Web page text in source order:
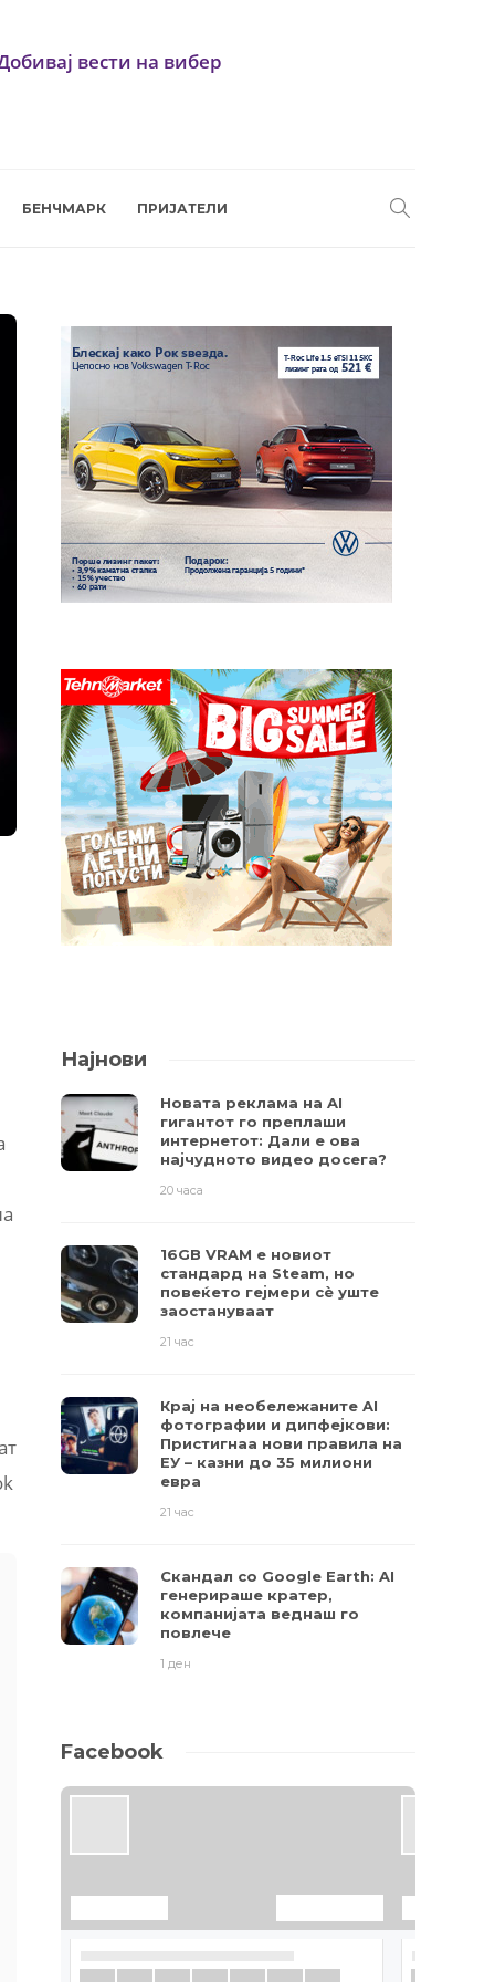
вести на вибер
БЕНЧМАРК ПРИЈАТЕЛИ
Најнови
Новата реклама на AI
гигантот го преплаши
интернетот: Дали е ова
најчудното видео досега?
20 часа
16GB VRAM е новиот
стандард на Steam, но
повеќето гејмери ​​сè уште
заостануваат
21 час
Крај на необележаните AI
фотографии и дипфејкови:
Пристигнаа нови правила на
ЕУ – казни до 35 милиони
евра
21 час
Скандал со Google Earth: AI
генерираше кратер,
компанијата веднаш го
повлече
1 ден
Facebook